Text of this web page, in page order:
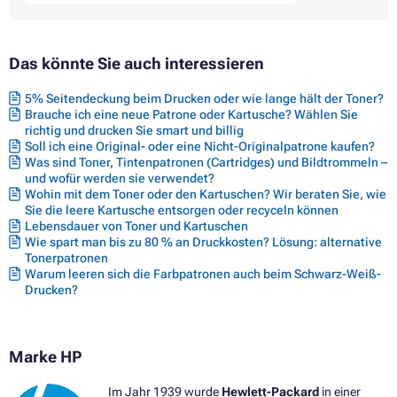
Druckerpatronen HP ENVY PHOTO 6220
Druckerpatronen HP ENVY PHOTO 6230 WIFI
Druckerpatronen HP ENVY PHOTO 6232
Druckerpatronen HP ENVY PHOTO 6234
Druckerpatronen HP ENVY PHOTO 7100 SERIES
Druckerpatronen HP ENVY PHOTO 7130
Druckerpatronen HP ENVY PHOTO 7134
Druckerpatronen HP ENVY PHOTO 7200 SERIES
Druckerpatronen HP ENVY PHOTO 7230
Druckerpatronen HP ENVY PHOTO 7231
Druckerpatronen HP ENVY PHOTO 7800 SERIES
Druckerpatronen HP ENVY PHOTO 7830
Druckerpatronen HP ENVY PHOTO 7834
Druckerpatronen HP ENVY PHOTO 7900 SERIES
Druckerpatronen HP ENVY PHOTO 7931
Druckerpatronen HP TANGO
Druckerpatronen HP TANGO X
Das könnte Sie auch interessieren
5% Seitendeckung beim Drucken oder wie lange hält der Toner?
Brauche ich eine neue Patrone oder Kartusche? Wählen Sie
richtig und drucken Sie smart und billig
Soll ich eine Original- oder eine Nicht-Originalpatrone kaufen?
Was sind Toner, Tintenpatronen (Cartridges) und Bildtrommeln –
und wofür werden sie verwendet?
Wohin mit dem Toner oder den Kartuschen? Wir beraten Sie, wie
Sie die leere Kartusche entsorgen oder recyceln können
Lebensdauer von Toner und Kartuschen
Wie spart man bis zu 80 % an Druckkosten? Lösung: alternative
Tonerpatronen
Warum leeren sich die Farbpatronen auch beim Schwarz-Weiß-
Drucken?
Marke HP
Im Jahr 1939 wurde Hewlett-Packardin einer